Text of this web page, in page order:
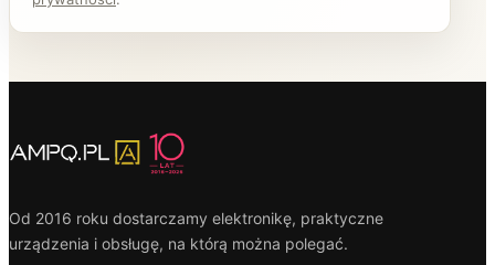
Od 2016 roku dostarczamy elektronikę, praktyczne
urządzenia i obsługę, na którą można polegać.